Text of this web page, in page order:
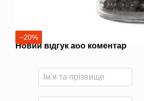
−20%
Новий відгук або коментар